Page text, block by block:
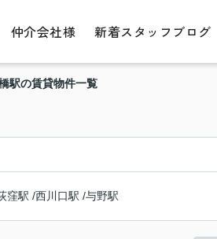
仲介会社様 新着スタッフブログ
駅の賃貸物件一覧
窪駅 /西川口駅 /与野駅